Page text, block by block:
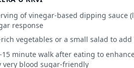
of vinegar-based dipping sauce
response
vegetables or a small salad to
minute walk after eating to
very blood sugar-friendly